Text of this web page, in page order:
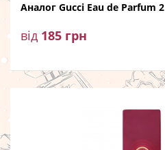
Аналог Gucci Eau de Parfum 2
від 185 грн